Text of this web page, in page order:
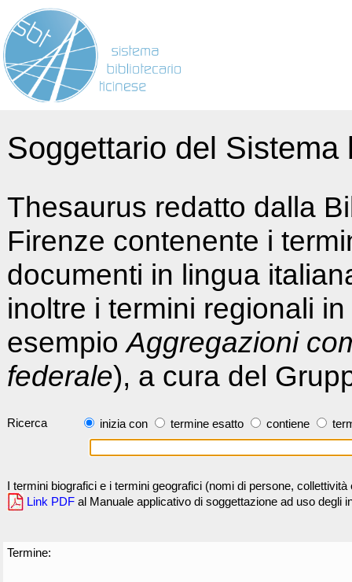
Soggettario del
Thesaurus redatto dalla
Firenze contenente i
documenti in lingua
inoltre i termini regionali
esempioAggregazioni
federale), a cura del
Ricerca inizia con termine esatto contiene
I termini biografici e i termini geografici (nomi di persone,
Link PDF al Manuale applicativo di soggettazione ad uso degli
Termine: